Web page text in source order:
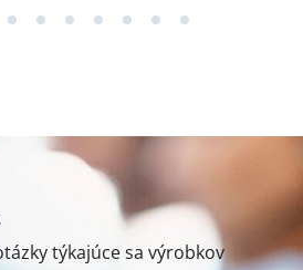
týkajúce sa výrobkov